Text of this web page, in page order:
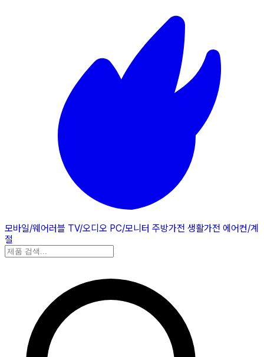
모바일/웨어러블 TV/오디오 PC/모니터 주방가전 생활가전 에어컨/계
절